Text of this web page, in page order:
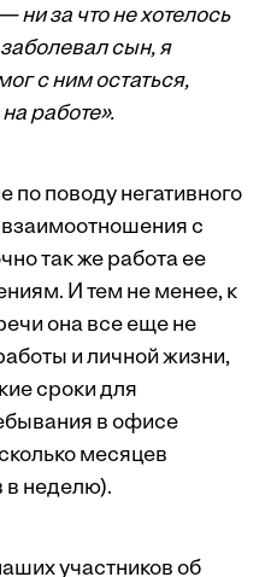
ни за что не хотелось
сын, я
с ним остаться,
работе».
поводу негативного
с
так же работа ее
И тем не менее, к
она все еще не
и личной жизни,
сроки для
в офисе
месяцев
в неделю).
участников об